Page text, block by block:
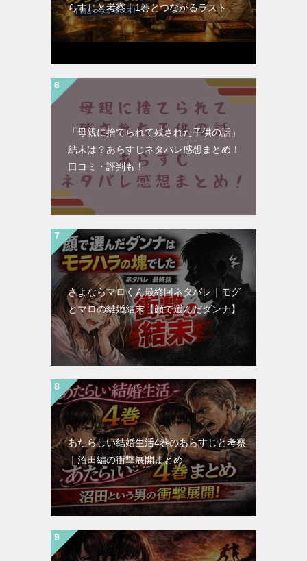
らすじと考察｜1巻とつながるラスト
「母親に捨てられて残された子供の話」
結末は？あらすじネタバレ感想まとめ！
口コミ・評判も！
さよならマロくん最終回ネタバレ｜モグ
とマロの離婚結末【顔で選んだダンナ】
あたらしい結婚生活4巻のあらすじと考察
｜沼田編の衝撃展開まとめ